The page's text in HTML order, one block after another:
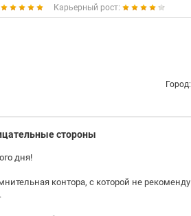
Карьерный рост:
стороны
дня!
контора, с которой не